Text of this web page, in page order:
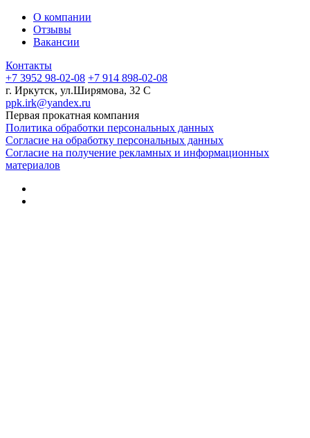
О компании
Отзывы
Вакансии
Контакты
+7 3952 98-02-08 +7 914 898-02-08
г. Иркутск, ул.Ширямова, 32 С
ppk.irk@yandex.ru
Первая прокатная компания
Политика обработки персональных данных
Согласие на обработку персональных данных
Согласие на получение рекламных и информационных
материалов